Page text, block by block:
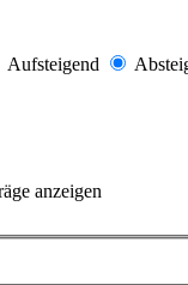
Aufsteigend
anzeigen